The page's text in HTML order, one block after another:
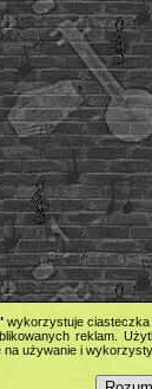
wykorzystuje ciasteczka
reklam.
używanie i